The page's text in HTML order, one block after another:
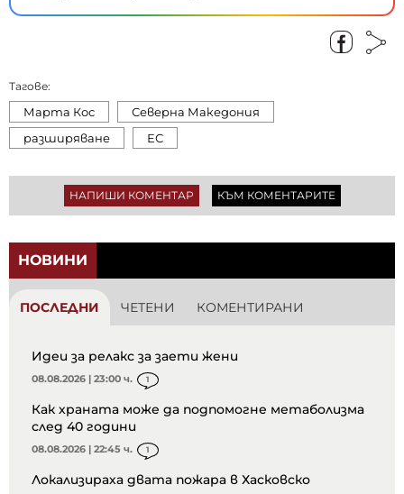
Тагове:
Марта Кос
Северна Македония
разширяване
ЕС
НАПИШИ КОМЕНТАР КЪМ КОМЕНТАРИТЕ
НОВИНИ
ПОСЛЕДНИ ЧЕТЕНИ КОМЕНТИРАНИ
Идеи за релакс за заети жени
08.08.2026 | 23:00 ч. 1
Как храната може да подпомогне метаболизма
след 40 години
08.08.2026 | 22:45 ч. 1
Локализираха двата пожара в Хасковско